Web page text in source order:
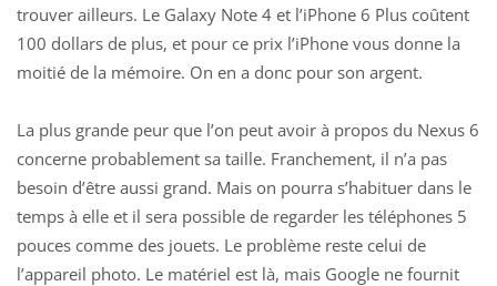
trouver ailleurs. Le Galaxy Note 4 et l’iPhone 6 Plus coûtent
100 dollars de plus, et pour ce prix l’iPhone vous donne la
moitié de la mémoire. On en a donc pour son argent.
La plus grande peur que l’on peut avoir à propos du Nexus 6
concerne probablement sa taille. Franchement, il n’a pas
besoin d’être aussi grand. Mais on pourra s’habituer dans le
temps à elle et il sera possible de regarder les téléphones 5
pouces comme des jouets. Le problème reste celui de
l’appareil photo. Le matériel est là, mais Google ne fournit